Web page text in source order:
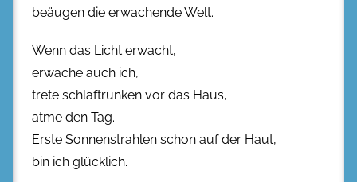
beäugen die erwachende Welt.
Wenn das Licht erwacht,
erwache auch ich,
trete schlaftrunken vor das Haus,
atme den Tag.
Erste Sonnenstrahlen schon auf der Haut,
bin ich glücklich.